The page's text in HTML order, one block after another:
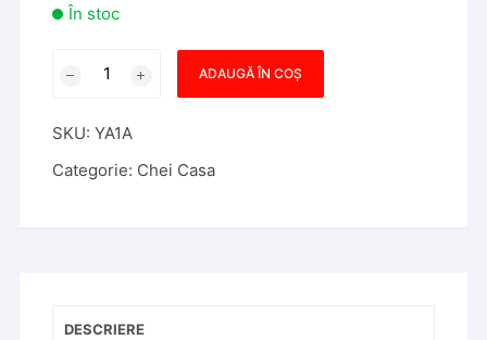
În stoc
YALE
YA1A
ADAUGĂ ÎN COȘ
SKU:YA1A
Categorie: Chei Casa
DESCRIERE